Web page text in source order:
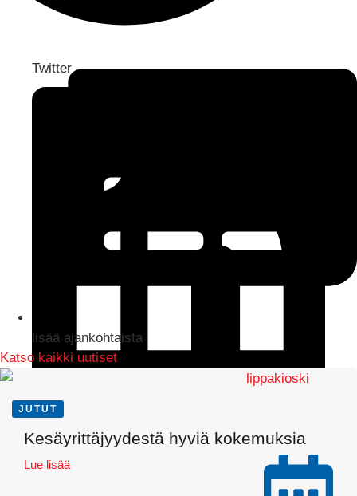
Twitter
LinkedIn
lisää ajankohtaista
Katso kaikki uutiset
JUTUT
Kesäyrittäjyydestä hyviä kokemuksia
Lue lisää